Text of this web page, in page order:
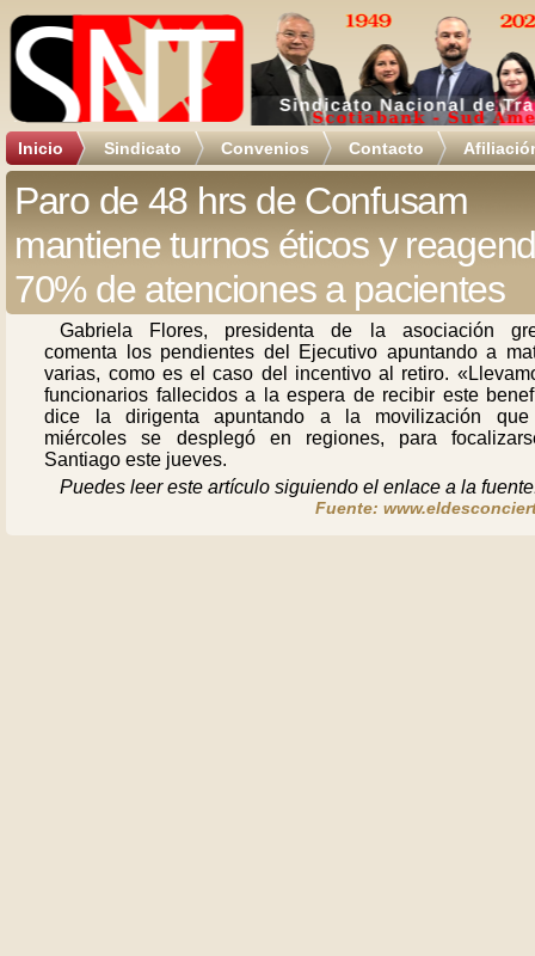
Inicio Sindicato Convenios Contacto
Paro de 48 hrs de Confusam
mantiene turnos éticos y
70% de atenciones a pacientes
Gabriela Flores, presidenta de la asociación
comenta los pendientes del Ejecutivo apuntando a
varias, como es el caso del incentivo al retiro.
funcionarios fallecidos a la espera de recibir este
dice la dirigenta apuntando a la movilización que
miércoles se desplegó en regiones, para
Santiago este jueves.
Puedes leer este artículo siguiendo el enlace a la
Fuente: